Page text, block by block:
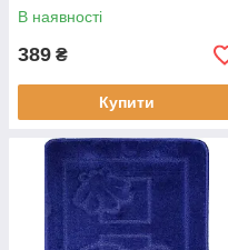
В наявності
389 ₴
Купити